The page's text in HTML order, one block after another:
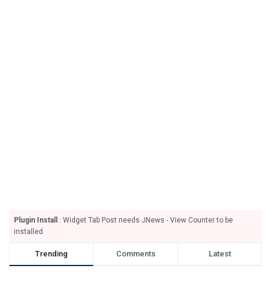
Plugin Install
: Widget Tab Post needs JNews - View Counter to be
installed
Trending Comments Latest